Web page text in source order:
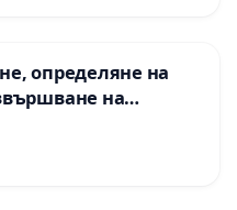
определяне на
на
на
пътен възел АМ
Мирово - к.к.